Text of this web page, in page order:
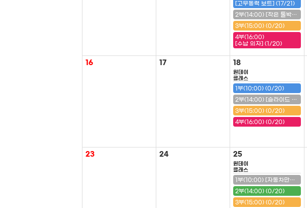
[고무동력 보트] (17/21)
2부(14:00) [작은 툴박스] (20/20) (마감)
3부(15:00) (0/20)
4부(16:00)
[수납 의자] (1/20)
16 17 18
원데이
클래스
1부(10:00) (0/20)
2부(14:00) [슬라이드 필통] (20/20) (마감)
3부(15:00) (0/20)
4부(16:00) (0/20)
23 24 25
원데이
클래스
1부(10:00) [자동차만들기(구급차)] (20/20) (마감)
2부(14:00) (0/20)
3부(15:00) (0/20)